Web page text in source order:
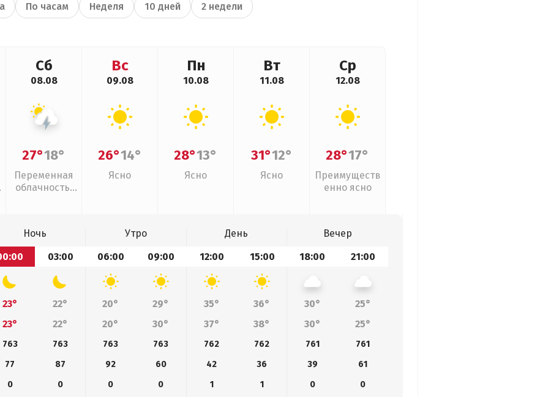
По часам Неделя 10 дней 2 недели
Сб
08.08
27°18°
Переменная
облачность,
Вс
09.08
26°14°
Ясно
Пн
10.08
28°13°
Ясно
Вт
11.08
31°12°
Ясно
Ср
12.08
28°17°
Преимуществ
енно ясно
Ночь Утро День
Вечер
03:00 06:00 09:00 12:00 15:00 18:00 21:00
23° 22° 20° 29° 35° 36° 30°
25°
23°
22° 20° 30° 37° 38° 30° 25°
763 763 763 763 762 762 761
761
77
87 92 60 42 36 39
61
0
0 0 0 1 1 0
0